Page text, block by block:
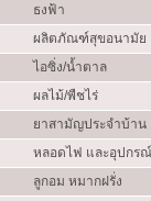
ธงฟ้า
ผลิตภัณฑ์สุขอนามัย
ไอซิ่ง/น้ำตาล
ผลไม้/พืชไร่
ยาสามัญประจำบ้าน
หลอดไฟ และอุปกร
ลูกอม หมากฝรั่ง